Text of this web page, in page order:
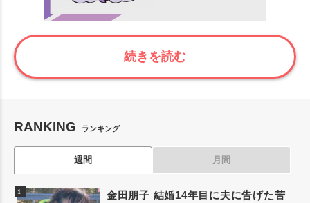
続きを読む
RANKING ランキング
週間 月間
金田朋子 結婚14年目に夫に告げた苦